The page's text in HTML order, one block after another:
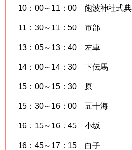
10：00～11：00 飽波神社式典
11：30～11：50 市部
13：05～13：40 左車
14：00～14：30 下伝馬
15：00～15：30 原
15：30～16：00 五十海
16：15～16：45 小坂
16：45～17：15 白子